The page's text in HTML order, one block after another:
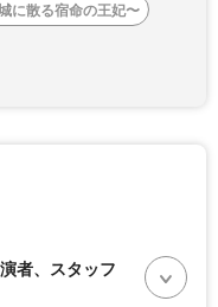
に散る宿命の王妃〜
者、スタッフ